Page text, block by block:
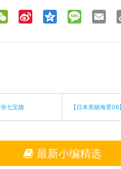
WeChat Sina
Qzone Message
七宝烧 【日本美丽海景
最新小编精选